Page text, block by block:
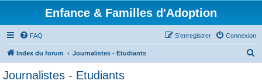
Enfance & Familles d'Adoption
FAQ Connexion
S’enregistrer
Index du forum Journalistes - Etudiants
Journalistes - Etudiants